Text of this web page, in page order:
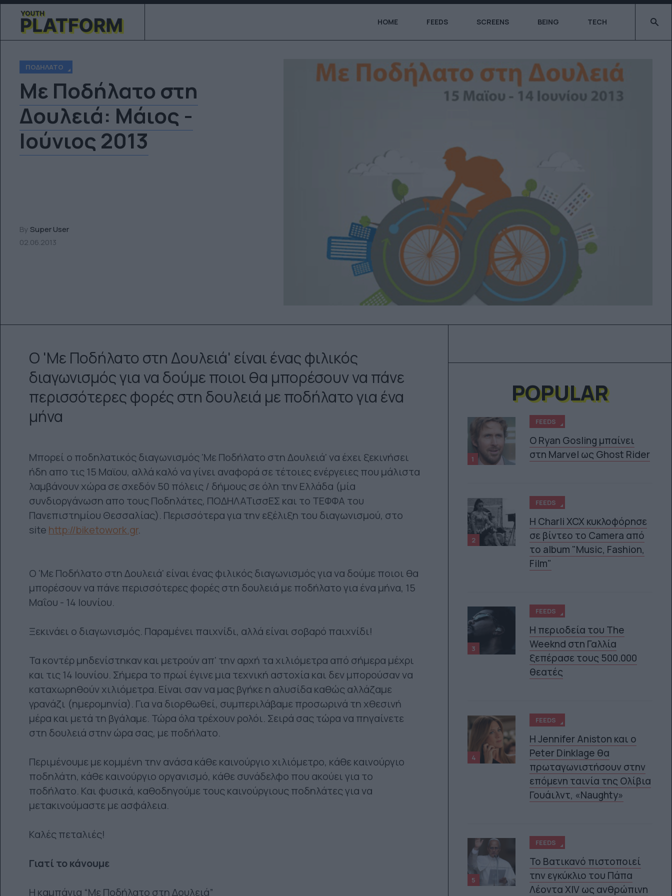
HOME FEEDS SCREENS BEING TECH Type
ΠΟΔΉΛΑΤΟ
Με Ποδήλατο στη
Δουλειά: Μάιος -
Ιούνιος 2013
BySuper User
02.06.2013
Ο 'Με Ποδήλατο στη Δουλειά' είναι ένας φιλικός
διαγωνισμός για να δούμε ποιοι θα μπορέσουν να πάνε
περισσότερες φορές στη δουλειά με ποδήλατο για ένα
μήνα
Μπορεί ο ποδηλατικός διαγωνισμός 'Με Ποδήλατο στη Δουλειά' να έχει ξεκινήσει
ήδη απο τις 15 Μαϊου, αλλά καλό να γίνει αναφορά σε τέτοιες ενέργειες που μάλιστα
λαμβάνουν χώρα σε σχεδόν 50 πόλεις / δήμους σε όλη την Ελλάδα (μία
συνδιοργάνωση απο τους Ποδηλάτες, ΠΟΔΗΛΑΤισσΕΣ και το ΤΕΦΦΑ του
Πανεπιστημίου Θεσσαλίας). Περισσότερα για την εξέλιξη του διαγωνισμού, στο
site http://biketowork.gr.
Ο 'Με Ποδήλατο στη Δουλειά' είναι ένας φιλικός διαγωνισμός για να δούμε ποιοι θα
μπορέσουν να πάνε περισσότερες φορές στη δουλειά με ποδήλατο για ένα μήνα, 15
Μαΐου - 14 Ιουνίου.
Ξεκινάει ο διαγωνισμός. Παραμένει παιχνίδι, αλλά είναι σοβαρό παιχνίδι!
Τα κοντέρ μηδενίστηκαν και μετρούν απ' την αρχή τα χιλιόμετρα από σήμερα μέχρι
και τις 14 Ιουνίου. Σήμερα το πρωί έγινε μια τεχνική αστοχία και δεν μπορούσαν να
καταχωρηθούν χιλιόμετρα. Είναι σαν να μας βγήκε η αλυσίδα καθώς αλλάζαμε
γρανάζι (ημερομηνία). Για να διορθωθεί, συμπεριλάβαμε προσωρινά τη χθεσινή
μέρα και μετά τη βγάλαμε. Τώρα όλα τρέχουν ρολόι. Σειρά σας τώρα να πηγαίνετε
στη δουλειά στην ώρα σας, με ποδήλατο.
Περιμένουμε με κομμένη την ανάσα κάθε καινούργιο χιλιόμετρο, κάθε καινούργιο
ποδηλάτη, κάθε καινούργιο οργανισμό, κάθε συνάδελφο που ακούει για το
ποδήλατο. Και φυσικά, καθοδηγούμε τους καινούργιους ποδηλάτες για να
μετακινούμαστε με ασφάλεια.
Καλές πεταλιές!
Γιατί το κάνουμε
Η καμπάνια “Με Ποδήλατο στη Δουλειά”
POPULAR
1
FEEDS
Ο Ryan Gosling μπαίνει
στη Marvel ως Ghost Rider
2
FEEDS
H Charli XCX κυκλοφόρησε
σε βίντεο το Camera από
το album "Music, Fashion,
Film"
3
FEEDS
Η περιοδεία του The
Weeknd στη Γαλλία
ξεπέρασε τους 500.000
θεατές
4
FEEDS
Η Jennifer Aniston και ο
Peter Dinklage θα
πρωταγωνιστήσουν στην
επόμενη ταινία της Ολίβια
Γουάιλντ, «Naughty»
5
FEEDS
Το Βατικανό πιστοποιεί
την εγκύκλιο του Πάπα
Λέοντα XIV ως ανθρώπινη